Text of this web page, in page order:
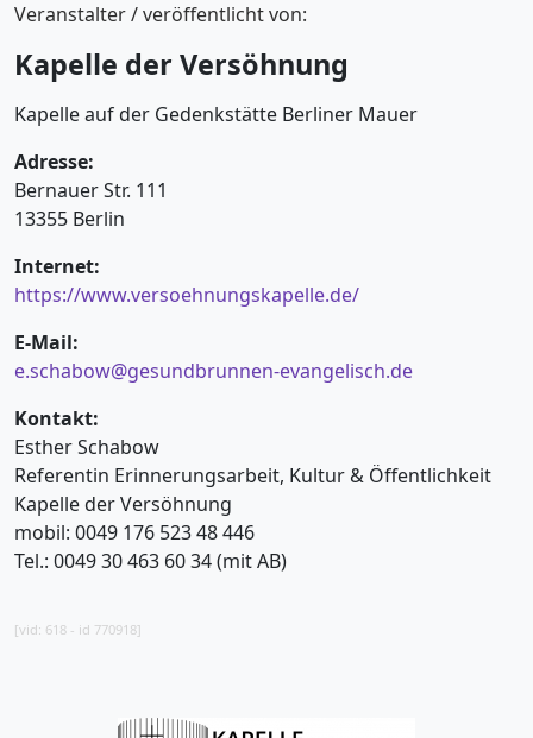
Veranstalter / veröffentlicht von:
Kapelle der Versöhnung
Kapelle auf der Gedenkstätte Berliner Mauer
Adresse:
Bernauer Str. 111
13355 Berlin
Internet:
https://www.versoehnungskapelle.de/
E-Mail:
e.schabow@gesundbrunnen-evangelisch.de
Kontakt:
Esther Schabow
Referentin Erinnerungsarbeit, Kultur & Öffentlichkeit
Kapelle der Versöhnung
mobil: 0049 176 523 48 446
Tel.: 0049 30 463 60 34 (mit AB)
[vid: 618 - id 770918]